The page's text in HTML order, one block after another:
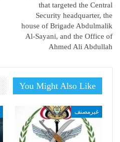
that targeted the Central
Security headquarter, the
house of Brigade Abdulmalik
Al-Sayani, and the Office of
Ahmed Ali Abdullah
You Might Also Like
غيرمصنف